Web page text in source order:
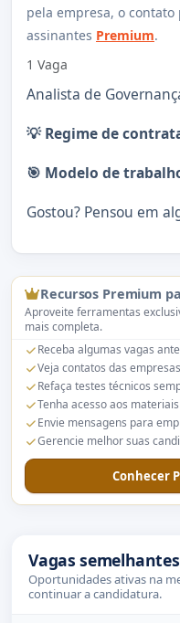
pela empresa, o
assinantes Premium.
1 Vaga
Analista de
💡 Regime de
🎯 Modelo de
Gostou? Pensou em
Recursos Premium
Aproveite ferramentas
mais completa.
Receba algumas vagas
Veja contatos das
Refaça testes técnicos
Tenha acesso aos
Envie mensagens para
Gerencie melhor suas
Conhecer
Vagas
Oportunidades ativas na
continuar a candidatura.